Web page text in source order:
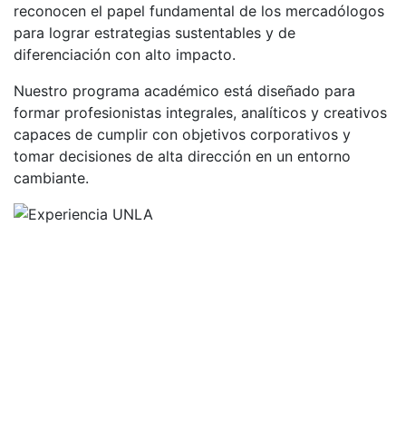
reconocen el papel fundamental de los mercadólogos
para lograr estrategias sustentables y de
diferenciación con alto impacto.
Nuestro programa académico está diseñado para
formar profesionistas integrales, analíticos y creativos
capaces de cumplir con objetivos corporativos y
tomar decisiones de alta dirección en un entorno
cambiante.